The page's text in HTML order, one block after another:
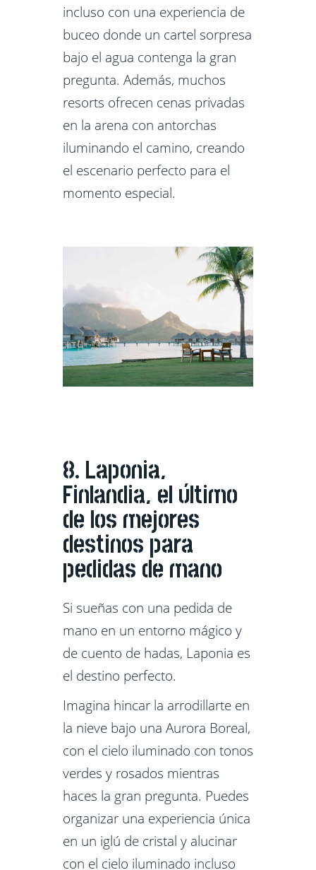
incluso con una experiencia de
buceo donde un cartel sorpresa
bajo el agua contenga la gran
pregunta. Además, muchos
resorts ofrecen cenas privadas
en la arena con antorchas
iluminando el camino, creando
el escenario perfecto para el
momento especial.
8. Laponia,
Finlandia, el último
de los mejores
destinos para
pedidas de mano
Si sueñas con una pedida de
mano en un entorno mágico y
de cuento de hadas, Laponia es
el destino perfecto.
Imagina hincar la arrodillarte en
la nieve bajo una Aurora Boreal,
con el cielo iluminado con tonos
verdes y rosados mientras
haces la gran pregunta. Puedes
organizar una experiencia única
en un iglú de cristal y alucinar
con el cielo iluminado incluso